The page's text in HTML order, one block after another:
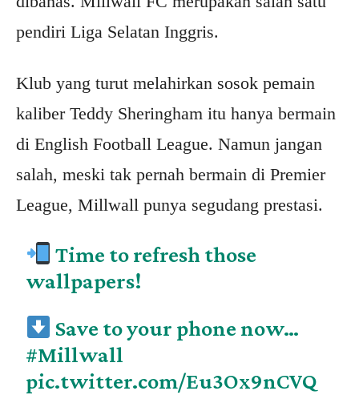
pendiri Liga Selatan Inggris.
Klub yang turut melahirkan sosok pemain
kaliber Teddy Sheringham itu hanya bermain
di English Football League. Namun jangan
salah, meski tak pernah bermain di Premier
League, Millwall punya segudang prestasi.
Time to refresh those
wallpapers!
Save to your phone now…
#Millwall
pic.twitter.com/Eu3Ox9nCVQ